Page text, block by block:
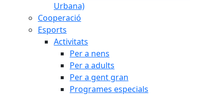
Urbana)
Cooperació
Esports
Activitats
Per a nens
Per a adults
Per a gent gran
Programes especials